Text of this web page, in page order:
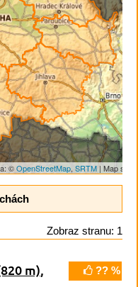
©OpenStreetMap, SRTM | Map
Zobraz stranu: 1
?? %
m),